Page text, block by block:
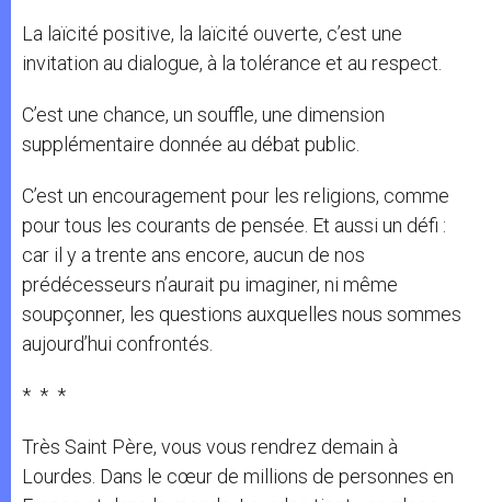
La laïcité positive, la laïcité ouverte, c’est une
invitation au dialogue, à la tolérance et au respect.
C’est une chance, un souffle, une dimension
supplémentaire donnée au débat public.
C’est un encouragement pour les religions, comme
pour tous les courants de pensée. Et aussi un défi :
car il y a trente ans encore, aucun de nos
prédécesseurs n’aurait pu imaginer, ni même
soupçonner, les questions auxquelles nous sommes
aujourd’hui confrontés.
* * *
Très Saint Père, vous vous rendrez demain à
Lourdes. Dans le cœur de millions de personnes en